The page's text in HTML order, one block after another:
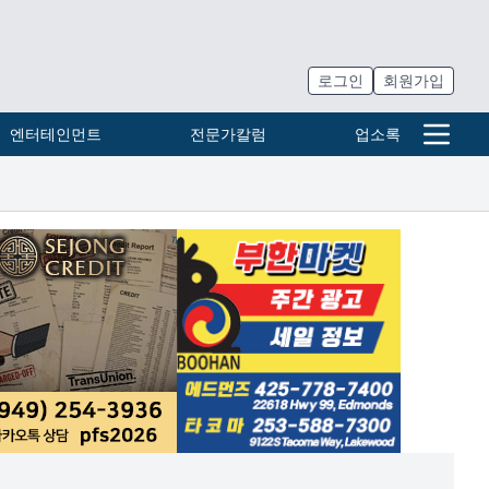
로그인 회원가입
엔터테인먼트 전문가칼럼 업소록